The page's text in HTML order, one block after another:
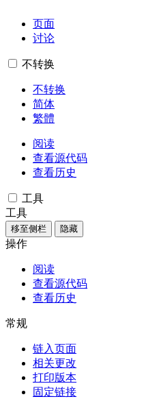
页面
讨论
不转换
不转换
简体
繁體
阅读
查看源代码
查看历史
工具
工具
移至侧栏 隐藏
操作
阅读
查看源代码
查看历史
常规
链入页面
相关更改
打印版本
固定链接